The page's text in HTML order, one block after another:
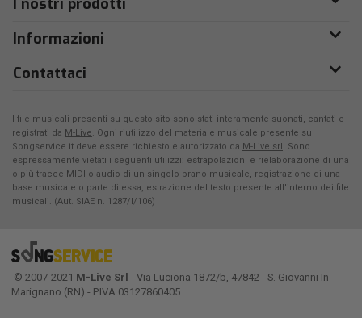
Informazioni
Contattaci
I file musicali presenti su questo sito sono stati interamente suonati, cantati e
registrati da M-Live. Ogni riutilizzo del materiale musicale presente su
Songservice.it deve essere richiesto e autorizzato da M-Live srl. Sono
espressamente vietati i seguenti utilizzi: estrapolazioni e rielaborazione di una
o più tracce MIDI o audio di un singolo brano musicale, registrazione di una
base musicale o parte di essa, estrazione del testo presente all'interno dei file
musicali. (Aut. SIAE n. 1287/I/106)
© 2007-2021 M-Live Srl - Via Luciona 1872/b, 47842 - S. Giovanni In
Marignano (RN) - P.IVA 03127860405